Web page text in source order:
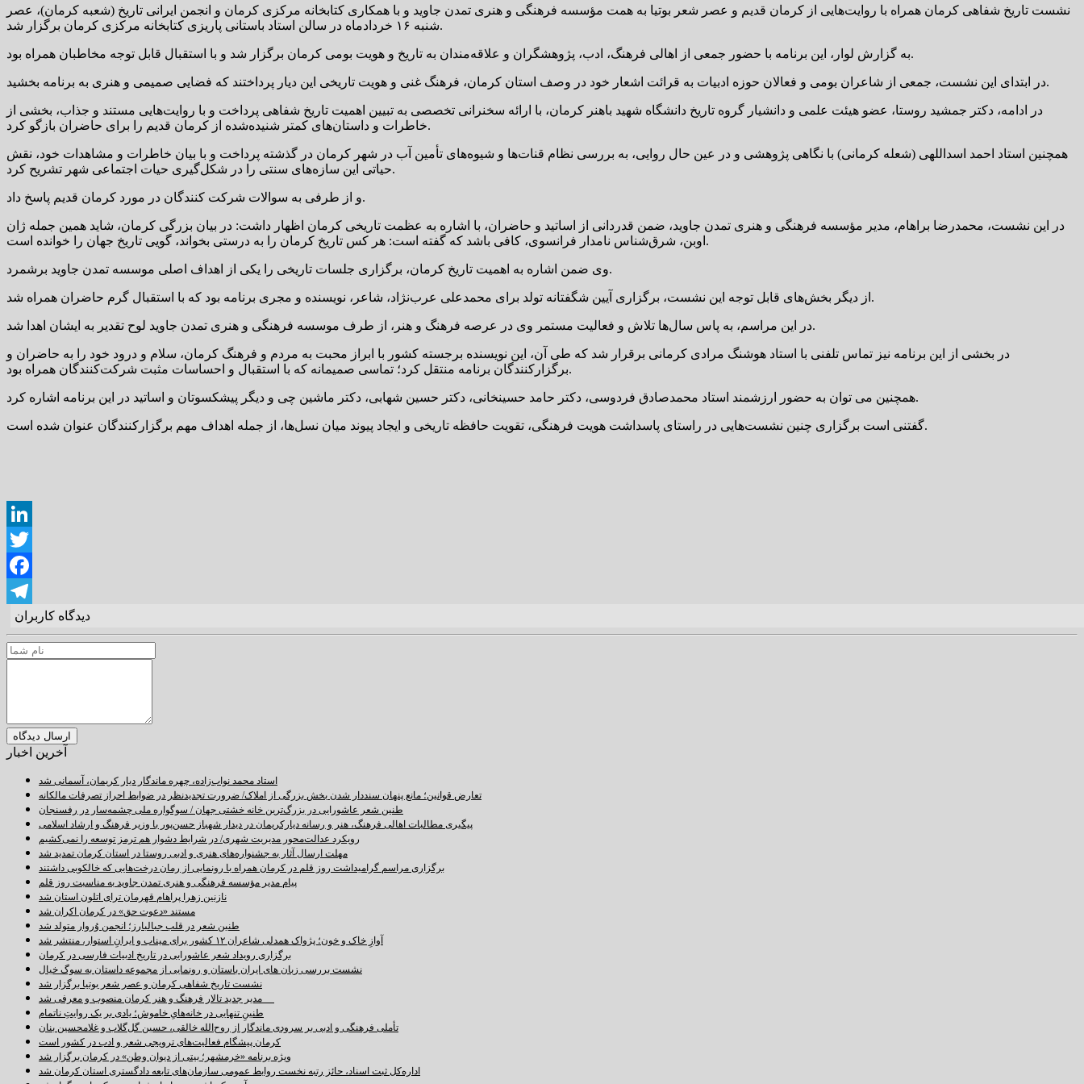
نشست تاریخ شفاهی کرمان همراه با روایت‌هایی از کرمان قدیم و عصر شعر بوتیا به همت مؤسسه فرهنگی و هنری تمدن جاوید و با همکاری کتابخانه مرکزی کرمان و انجمن ایرانی تاریخ (شعبه کرمان)، عصر
شنبه ۱۶ خردادماه در سالن استاد باستانی پاریزی کتابخانه مرکزی کرمان برگزار شد.
به گزارش لوار، این برنامه با حضور جمعی از اهالی فرهنگ، ادب، پژوهشگران و علاقه‌مندان به تاریخ و هویت بومی کرمان برگزار شد و با استقبال قابل توجه مخاطبان همراه بود.
در ابتدای این نشست، جمعی از شاعران بومی و فعالان حوزه ادبیات به قرائت اشعار خود در وصف استان کرمان، فرهنگ غنی و هویت تاریخی این دیار پرداختند که فضایی صمیمی و هنری به برنامه بخشید.
در ادامه، دکتر جمشید روستا، عضو هیئت علمی و دانشیار گروه تاریخ دانشگاه شهید باهنر کرمان، با ارائه سخنرانی تخصصی به تبیین اهمیت تاریخ شفاهی پرداخت و با روایت‌هایی مستند و جذاب، بخشی از
خاطرات و داستان‌های کمتر شنیده‌شده از کرمان قدیم را برای حاضران بازگو کرد.
همچنین استاد احمد اسداللهی (شعله کرمانی) با نگاهی پژوهشی و در عین حال روایی، به بررسی نظام قنات‌ها و شیوه‌های تأمین آب در شهر کرمان در گذشته پرداخت و با بیان خاطرات و مشاهدات خود، نقش
حیاتی این سازه‌های سنتی را در شکل‌گیری حیات اجتماعی شهر تشریح کرد.
و از طرفی به سوالات شرکت کنندگان در مورد کرمان قدیم پاسخ داد.
در این نشست، محمدرضا براهام، مدیر مؤسسه فرهنگی و هنری تمدن جاوید، ضمن قدردانی از اساتید و حاضران، با اشاره به عظمت تاریخی کرمان اظهار داشت: در بیان بزرگی کرمان، شاید همین جمله ژان
اوبن، شرق‌شناس نامدار فرانسوی، کافی باشد که گفته است: هر کس تاریخ کرمان را به درستی بخواند، گویی تاریخ جهان را خوانده است.
وی ضمن اشاره به اهمیت تاریخ کرمان، برگزاری جلسات تاریخی را یکی از اهداف اصلی موسسه تمدن جاوید برشمرد.
از دیگر بخش‌های قابل توجه این نشست، برگزاری آیین شگفتانه تولد برای محمدعلی عرب‌نژاد، شاعر، نویسنده و مجری برنامه بود که با استقبال گرم حاضران همراه شد.
در این مراسم، به پاس سال‌ها تلاش و فعالیت مستمر وی در عرصه فرهنگ و هنر، از طرف موسسه فرهنگی و هنری تمدن جاوید لوح تقدیر به ایشان اهدا شد.
در بخشی از این برنامه نیز تماس تلفنی با استاد هوشنگ مرادی کرمانی برقرار شد که طی آن، این نویسنده برجسته کشور با ابراز محبت به مردم و فرهنگ کرمان، سلام و درود خود را به حاضران و
برگزارکنندگان برنامه منتقل کرد؛ تماسی صمیمانه که با استقبال و احساسات مثبت شرکت‌کنندگان همراه بود.
همچنین می توان به حضور ارزشمند استاد محمدصادق فردوسی، دکتر حامد حسینخانی، دکتر حسین شهابی، دکتر ماشین چی و دیگر پیشکسوتان و اساتید در این برنامه اشاره کرد.
گفتنی است برگزاری چنین نشست‌هایی در راستای پاسداشت هویت فرهنگی، تقویت حافظه تاریخی و ایجاد پیوند میان نسل‌ها، از جمله اهداف مهم برگزارکنندگان عنوان شده است.
LinkedIn
Twitter
Facebook
Telegram
دیدگاه کاربران
آخرین اخبار
استاد محمد نواب‌زاده، چهره ماندگار دیار کریمان، آسمانی شد
تعارض قوانین؛ مانع پنهان سنددار شدن بخش بزرگی از املاک/ ضرورت تجدیدنظر در ضوابط احراز تصرفات مالکانه
طنین شعر عاشورایی در بزرگ‌ترین خانه خشتی جهان / سوگواره ملی چشمه‌سار در رفسنجان
پیگیری مطالبات اهالی فرهنگ، هنر و رسانه دیارکریمان در دیدار شهباز حسن‌پور با وزیر فرهنگ و ارشاد اسلامی
رویکرد عدالت‌محور مدیریت شهری/ در شرایط دشوار هم ترمز توسعه را نمی‌کشیم
مهلت ارسال آثار به جشنواره‌های هنری و ادبی روستا در استان کرمان تمدید شد
برگزاری مراسم گرامیداشت روز قلم در کرمان همراه با رونمایی از رمان درخت‌هایی که خالکوبی داشتند
پیام مدیر مؤسسه فرهنگی و هنری تمدن جاوید به مناسبت روز قلم
نازنین زهرا پراهام قهرمان ترای اتلون استان شد
مستند «دعوت حق» در کرمان اکران شد
طنین شعر در قلب جبالبارز؛ انجمن وُروار متولد شد
آوازِ خاک و خون؛ پژواک همدلی شاعران ۱۲ کشور برای میناب و ایرانِ استوار، منتشر شد
برگزاری رویداد شعر عاشورایی در تاریخ ادبیات فارسی در کرمان
نشست بررسی زبان های ایران باستان و رونمایی از مجموعه داستان به سوگ خیال
نشست تاریخ شفاهی کرمان و عصر شعر بوتیا برگزار شد
طنینِ تنهایی در خانه‌هایِ خاموش؛ یادی بر یک روایتِ ناتمام
تأملی فرهنگی و ادبی بر سرودی ماندگار از روح‌الله خالقی، حسین گل‌گلاب و غلامحسین بنان
کرمان پیشگام فعالیت‌های ترویجی شعر و ادب در کشور است
ویژه برنامه «خرمشهر؛ بیتی از دیوان وطن» در کرمان برگزار شد
اداره‌کل ثبت اسناد، حائز رتبه نخست روابط عمومی سازمان‌های تابعه دادگستری استان کرمان شد